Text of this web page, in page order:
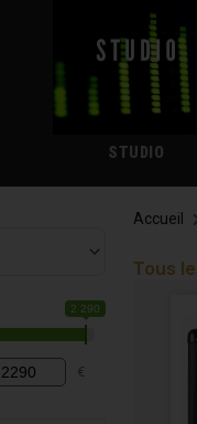
STUDIO
2 290
Price
Price
€
Accueil
Tous